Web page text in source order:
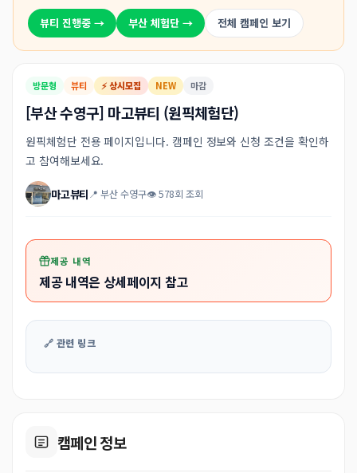
뷰티 진행중 → 부산 체험단 → 전체 캠페인 보기
방문형 뷰티 ⚡ 상시모집 NEW 마감
[부산 수영구] 마고뷰티 (원픽체험단)
원픽체험단 전용 페이지입니다. 캠페인 정보와 신청 조건을 확인하
고 참여해보세요.
마고뷰티 📍 부산 수영구👁 578회 조회
제공 내역
제공 내역은 상세페이지 참고
🔗 관련 링크
캠페인 정보